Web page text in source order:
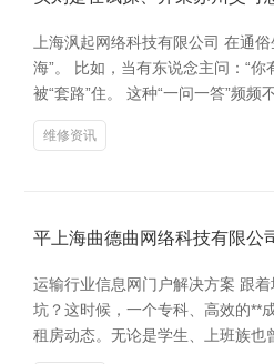
上海沨起网络科技有限公司 在通
海”。 比如，当有东说念主问：“
被“套路”住。 这种“一问一答”频
维修资讯
平上海曲德曲网络科技有限公
运输行业信息网门户解决方案 跟
坑？这时候，一个专科、高效的**
租房动态。无论是学生、上班族也